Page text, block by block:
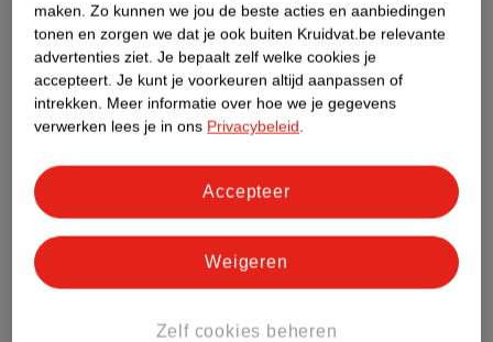
Productinformatie
Etiketinformatie
Nature Impact Score
Dit product heeft (nog) geen Nature
Impact Score.
Meer informatie
Bestel & Bezorginformatie
maken. Zo kunnen we jou de beste acties en aanbiedingen
tonen en zorgen we dat je ook buiten Kruidvat.be relevante
advertenties ziet. Je bepaalt zelf welke cookies je
accepteert. Je kunt je voorkeuren altijd aanpassen of
intrekken. Meer informatie over hoe we je gegevens
verwerken lees je in ons Privacybeleid.
Zelf cookies beheren
Weigeren
Accepteer